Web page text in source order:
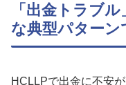
「出金トラブ
な典型パターン
HCLLPで出金に不安